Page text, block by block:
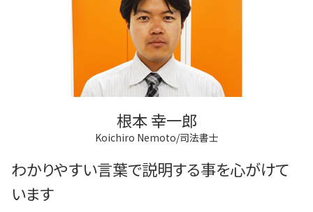
根本 幸一郎
Koichiro Nemoto/司法書士
わかりやすい言葉で説明する事を心がけて
います